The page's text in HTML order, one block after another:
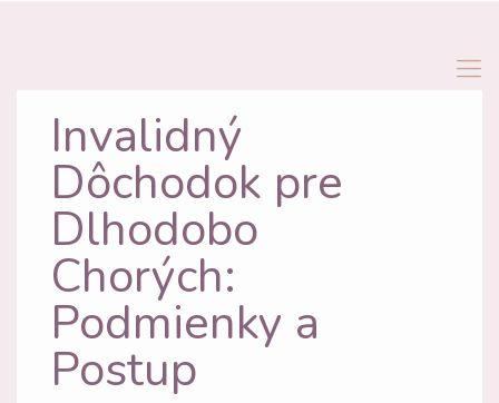
Invalidný
Dôchodok pre
Dlhodobo
Chorých:
Podmienky a
Postup